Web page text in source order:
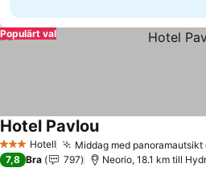
Populärt val
3 StjärnorHotell Middag med
Hotel PavlouSe priser
7,8 Bra 797 Neorio, 18.1 km till